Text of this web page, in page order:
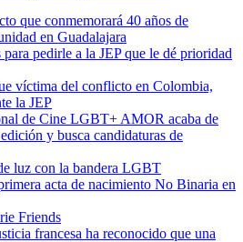
que conmemorará 40 años de
en Guadalajara
pedirle a la JEP que le dé prioridad
víctima del conflicto en Colombia,
la JEP
de Cine LGBT+ AMOR acaba de
y busca candidaturas de
luz con la bandera LGBT
acta de nacimiento No Binaria en
Friends
francesa ha reconocido que una